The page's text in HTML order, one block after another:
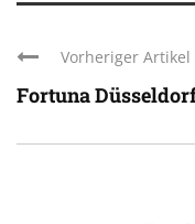
Vorheriger Artikel
Fortuna